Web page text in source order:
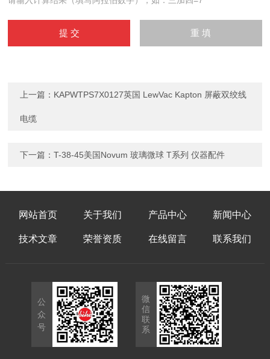
上一篇： KAPWTPS7X0127英国 LewVac Kapton 屏蔽双绞线
电缆
下一篇：T-38-45美国Novum 玻璃微球 T系列 仪器配件
网站首页 关于我们 产品中心 新闻中心
技术文章 荣誉资质 在线留言 联系我们
公
众
号
微
信
联
系